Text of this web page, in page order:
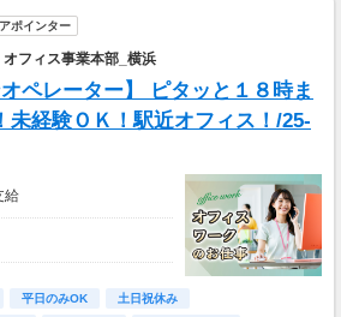
ポインター
フィス事業本部_横浜
オペレーター】 ピタッと１８時ま
未経験ＯＫ！駅近オフィス！/25-
給
平日のみOK
土日祝休み